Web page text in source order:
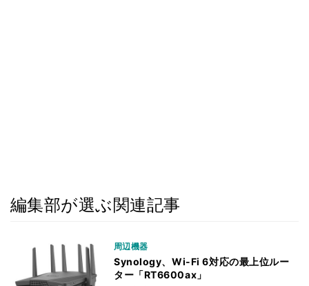
編集部が選ぶ関連記事
周辺機器
Synology、Wi-Fi 6対応の最上位ルー
ター「RT6600ax」